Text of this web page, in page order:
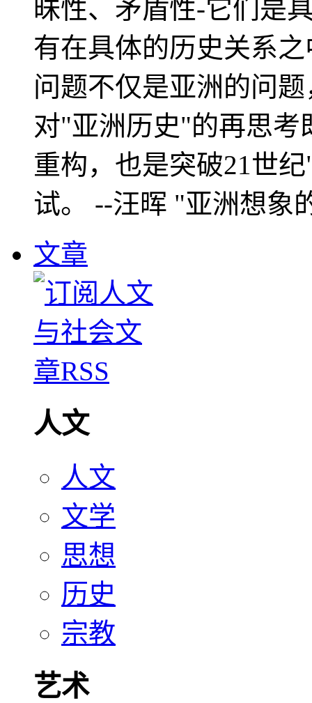
昧性、矛盾性-它们是
有在具体的历史关系
问题不仅是亚洲的问
对"亚洲历史"的再思考
重构，也是突破21世
试。 --汪晖 "亚洲想象
文章
人文
人文
文学
思想
历史
宗教
艺术